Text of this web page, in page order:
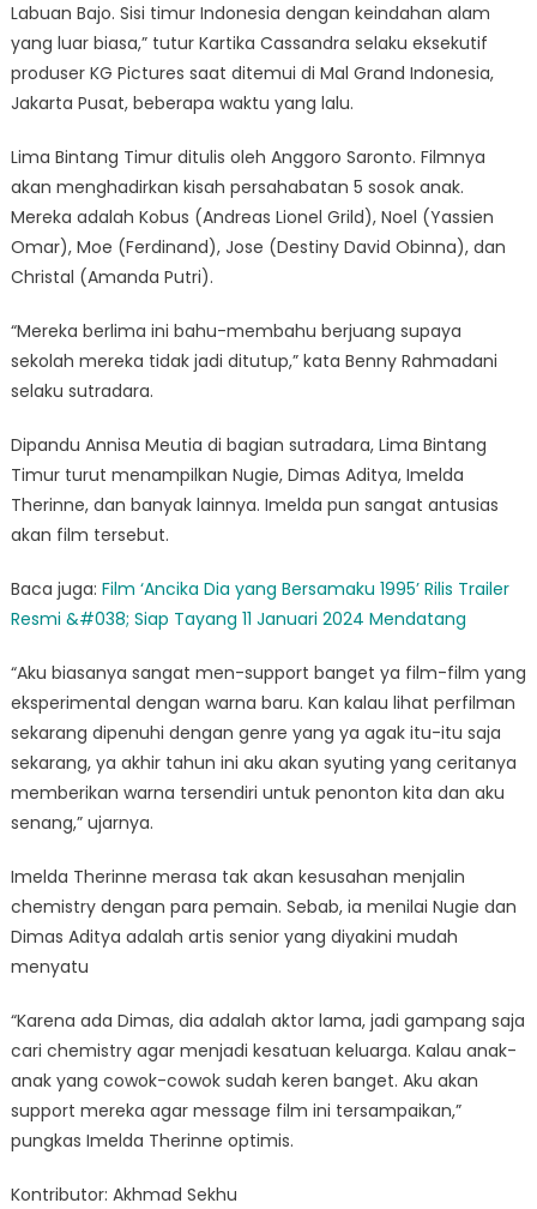
Labuan Bajo. Sisi timur Indonesia dengan keindahan alam
yang luar biasa,” tutur Kartika Cassandra selaku eksekutif
produser KG Pictures saat ditemui di Mal Grand Indonesia,
Jakarta Pusat, beberapa waktu yang lalu.
Lima Bintang Timur ditulis oleh Anggoro Saronto. Filmnya
akan menghadirkan kisah persahabatan 5 sosok anak.
Mereka adalah Kobus (Andreas Lionel Grild), Noel (Yassien
Omar), Moe (Ferdinand), Jose (Destiny David Obinna), dan
Christal (Amanda Putri).
“Mereka berlima ini bahu-membahu berjuang supaya
sekolah mereka tidak jadi ditutup,” kata Benny Rahmadani
selaku sutradara.
Dipandu Annisa Meutia di bagian sutradara, Lima Bintang
Timur turut menampilkan Nugie, Dimas Aditya, Imelda
Therinne, dan banyak lainnya. Imelda pun sangat antusias
akan film tersebut.
Baca juga: Film ‘Ancika Dia yang Bersamaku 1995’ Rilis Trailer
Resmi &#038; Siap Tayang 11 Januari 2024 Mendatang
“Aku biasanya sangat men-support banget ya film-film yang
eksperimental dengan warna baru. Kan kalau lihat perfilman
sekarang dipenuhi dengan genre yang ya agak itu-itu saja
sekarang, ya akhir tahun ini aku akan syuting yang ceritanya
memberikan warna tersendiri untuk penonton kita dan aku
senang,” ujarnya.
Imelda Therinne merasa tak akan kesusahan menjalin
chemistry dengan para pemain. Sebab, ia menilai Nugie dan
Dimas Aditya adalah artis senior yang diyakini mudah
menyatu
“Karena ada Dimas, dia adalah aktor lama, jadi gampang saja
cari chemistry agar menjadi kesatuan keluarga. Kalau anak-
anak yang cowok-cowok sudah keren banget. Aku akan
support mereka agar message film ini tersampaikan,”
pungkas Imelda Therinne optimis.
Kontributor: Akhmad Sekhu